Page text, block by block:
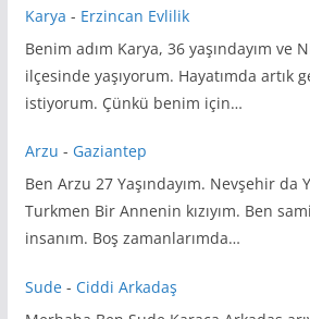
Karya - Erzincan Evlilik
Benim adım Karya, 36 yaşındayım ve
ilçesinde yaşıyorum. Hayatımda artık
istiyorum. Çünkü benim için…
Arzu - Gaziantep
Ben Arzu 27 Yaşındayım. Nevşehir da
Turkmen Bir Annenin kızıyım. Ben
insanım. Boş zamanlarımda…
Sude- Ciddi Arkadaş